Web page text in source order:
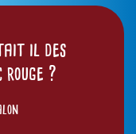
il des
?